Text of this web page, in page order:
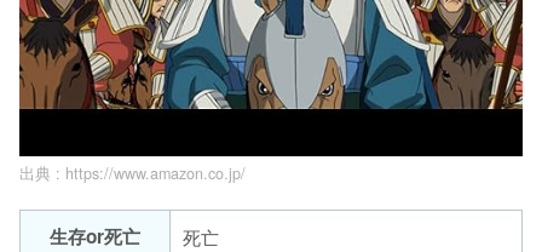
出典 : https://www.amazon.co.jp/
生存or死亡
死亡